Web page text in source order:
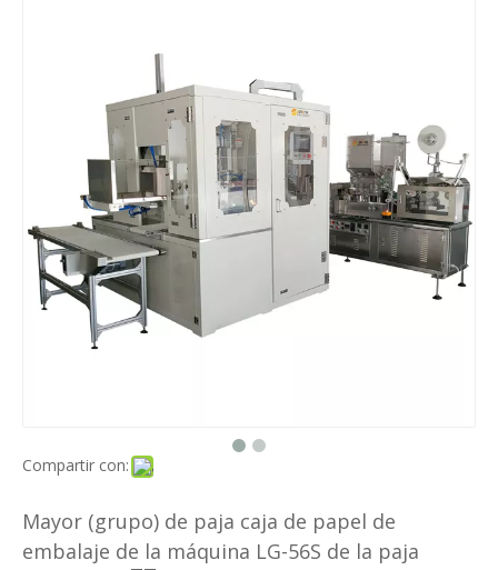
Compartir con:
Mayor (grupo) de paja caja de papel de
embalaje de la máquina LG-56S de la paja